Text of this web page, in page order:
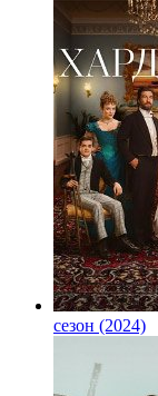
сезон (2024)